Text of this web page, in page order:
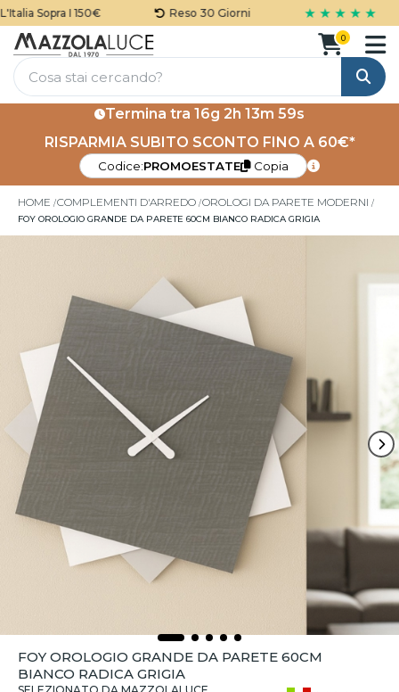
Sopra I 150€ Reso 30 Giorni ★ ★ ★ ★ ★
Cerca
0
Termina tra 16g 2h 13m 58s
RISPARMIA SUBITO SCONTO FINO A 60€*
Codice:PROMOESTATE Copia
HOME COMPLEMENTI D'ARREDO OROLOGI DA PARETE MODERNI
FOY OROLOGIO GRANDE DA PARETE 60CM BIANCO RADICA GRIGIA
FOY OROLOGIO GRANDE DA PARETE 60CM
BIANCO RADICA GRIGIA